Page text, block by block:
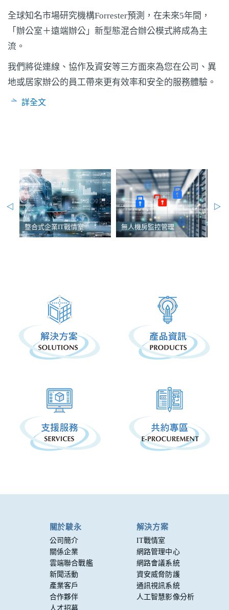
全球知名市場研究機構Forrester預測，在未來5年間，
「辦公室＋遠端辦公」新型態混合辦公模式將成為主
流。
我們將從連線、協作及資安等三方面來為您在公司、異
地或居家辦公的員工帶來更有效率和安全的服務體驗。
詳全文
整合式企業IT戰情室 無人機房監控管理
關於駿永
公司簡介
關係企業
雲端聯合戰艦
新聞活動
產業客戶
合作夥伴
人才招募
解決方案
IT戰情室
網路管理中心
網路會議系統
資安威脅防護
通訊視訊系統
人工智慧影像分析